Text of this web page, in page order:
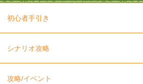
初心者手引き
シナリオ攻略
攻略/イベント